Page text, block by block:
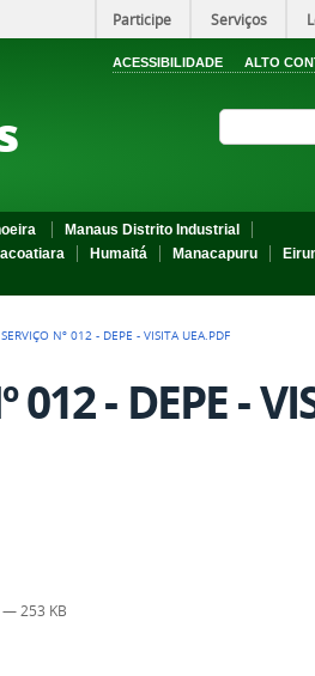
Participe Serviços
ACESSIBILIDADE ALTO
Manaus Distrito Industrial
Humaitá Manacapuru
Nº 012 - DEPE - VISITA UEA.PDF
012 - DEPE -
— 253 KB